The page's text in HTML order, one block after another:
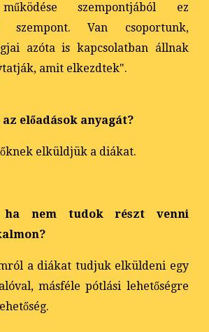
szempontjából ez
szempont. Van csoportunk,
azóta is kapcsolatban állnak
amit elkezdtek".
előadások anyagát?
elküldjük a diákat.
nem tudok részt venni
a diákat tudjuk elküldeni egy
másféle pótlási lehetőségre